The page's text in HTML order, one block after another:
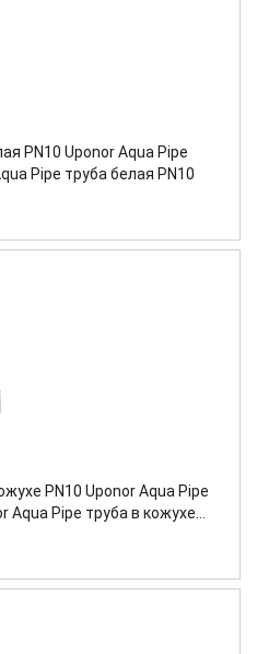
PN10 Uponor Aqua Pipe
Pipe труба белая PN10
PN10 Uponor Aqua Pipe
Aqua Pipe труба в кожухе